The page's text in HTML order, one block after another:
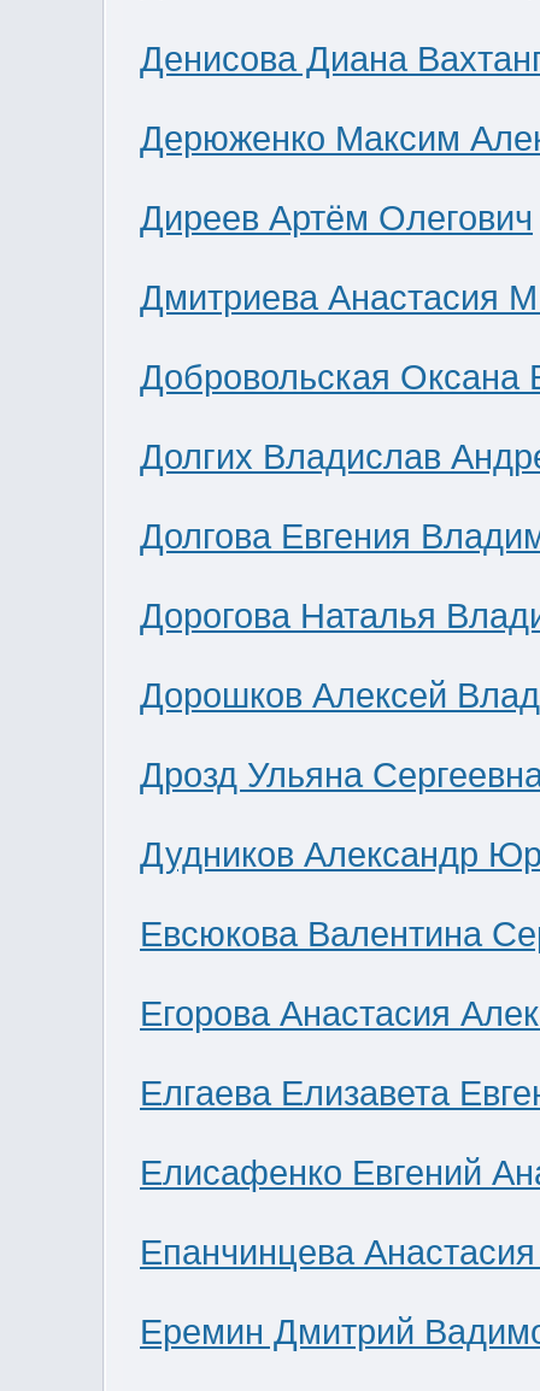
Денисова Диана
Дерюженко Максим
Диреев Артём Олегович
Дмитриева Анастасия
Добровольская Оксана
Долгих Владислав
Долгова Евгения
Дорогова Наталья
Дорошков Алексей
Дрозд Ульяна
Дудников Александр
Евсюкова Валентина
Егорова Анастасия
Елгаева Елизавета
Елисафенко Евгений
Епанчинцева
Еремин Дмитрий